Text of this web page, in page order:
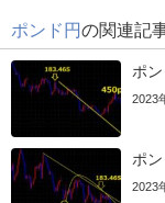
ポンド円の関連記
ポ
2023
ポ
2023